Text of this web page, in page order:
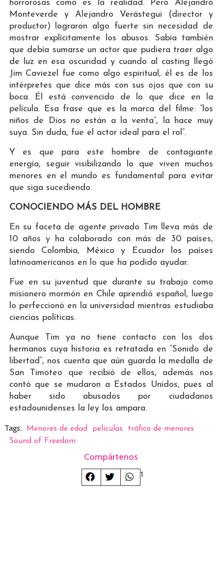
horrorosas como es la realidad. Pero Alejandro
Monteverde y Alejandro Verástegui (director y
productor) lograron algo fuerte sin necesidad de
mostrar explícitamente los abusos. Sabía también
que debía sumarse un actor que pudiera traer algo
de luz en esa oscuridad y cuando al casting llegó
Jim Caviezel fue como algo espiritual, él es de los
intérpretes que dice más con sus ojos que con su
boca. Él está convencido de lo que dice en la
película. Esa frase que es la marca del filme: “los
niños de Dios no están a la venta”, la hace muy
suya. Sin duda, fue el actor ideal para el rol”.
Y es que para este hombre de contagiante
energía, seguir visibilizando lo que viven muchos
menores en el mundo es fundamental para evitar
que siga sucediendo.
CONOCIENDO MÁS DEL HOMBRE
En su faceta de agente privado Tim lleva más de
10 años y ha colaborado con más de 30 países,
siendo Colombia, México y Ecuador los países
latinoamericanos en lo que ha podido ayudar.
Fue en su juventud que durante su trabajo como
misionero mormón en Chile aprendió español, luego
lo perfeccionó en la universidad mientras estudiaba
ciencias políticas.
Aunque Tim ya no tiene contacto con los dos
hermanos cuya historia es retratada en “Sonido de
libertad”, nos cuenta que aún guarda la medalla de
San Timoteo que recibió de ellos, además nos
contó que se mudaron a Estados Unidos, pues al
haber sido abusados por ciudadanos
estadounidenses la ley los ampara.
Tags: Menores de edad películas
tráfico de menores
Sound of Freedom
Compártenos
1